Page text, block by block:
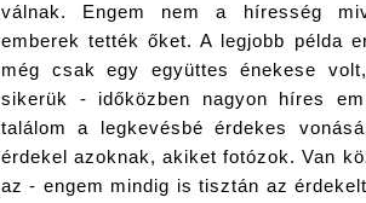
válnak. Engem nem a híresség
emberek tették őket. A legjobb példa
még csak egy együttes énekese
sikerük - időközben nagyon híres
találom a legkevésbé érdekes
érdekel azoknak, akiket fotózok. Van
az - engem mindig is tisztán az